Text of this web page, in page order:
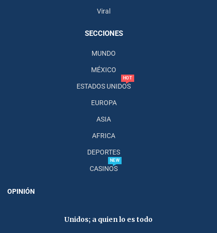
Viral
SECCIONES
MUNDO
MÉXICO
ESTADOS UNIDOS
HOT
EUROPA
ASIA
AFRICA
DEPORTES
CASINOS
NEW
OPINIÓN
Unidos; a quien lo es todo